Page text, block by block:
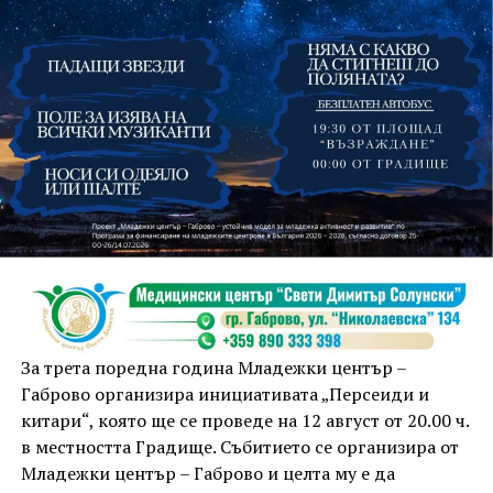
На 13 август организаторите са предвидили
занимания и за здрав дух, и за здраво тяло.
Инструкторката по пилатес и йога Йоанна Петрова
от FitLab ще се погрижи за добрия тонус с групова
тренировка от 19.00 ч., а след това ще има мозъчна
атака с куиз вечер за обща култура. Вечерта ще
приключи с прожекция на новия български
комедиен филм „Брънч за начинаещи“ – в парка,
под звездното дряновско небе.
За трета поредна година Младежки център –
Габрово организира инициативата „Персеиди и
китари“, която ще се проведе на 12 август от 20.00 ч.
в местността Градище. Събитието се организира от
Младежки център – Габрово и целта му е да